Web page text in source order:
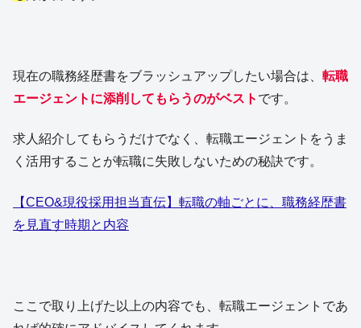
現在の職務経歴書をブラッシュアップしたい場合は、 転職
エージェントに添削してもらうのがベスト です。
求人紹介してもらうだけでなく、転職エージェントをうま
く活用することが転職に失敗しないための秘訣です。
【CEO&現役採用担当直伝】転職の軸ごとに、職務経歴書
を見直す時期と内容
ここで取り上げた以上の内容でも、転職エージェントであ